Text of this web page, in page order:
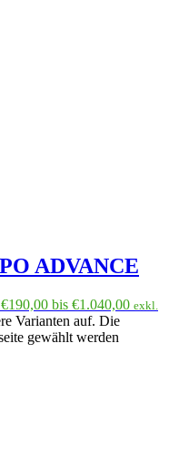
ADVANCE
bis €1.040,00 exkl.
Varianten auf. Die
gewählt werden